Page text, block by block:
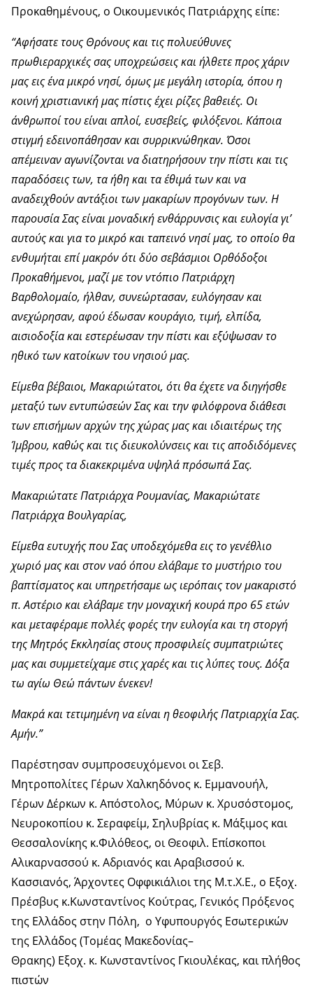
Προκαθημένους, ο Οικουμενικός Πατριάρχης είπε:
“Αφήσατε τους Θρόνους και τις πολυεύθυνες
πρωθιεραρχικές σας υποχρεώσεις και ήλθετε προς χάριν
μας εις ένα μικρό νησί, όμως με μεγάλη ιστορία, όπου η
κοινή χριστιανική μας πίστις έχει ρίζες βαθειές. Οι
άνθρωποί του είναι απλοί, ευσεβείς, φιλόξενοι. Κάποια
στιγμή εδεινοπάθησαν και συρρικνώθηκαν. Όσοι
απέμειναν αγωνίζονται να διατηρήσουν την πίστι και τις
παραδόσεις των, τα ήθη και τα έθιμά των και να
αναδειχθούν αντάξιοι των μακαρίων προγόνων των. Η
παρουσία Σας είναι μοναδική ενθάρρυνσις και ευλογία γι’
αυτούς και για το μικρό και ταπεινό νησί μας, το οποίο θα
ενθυμήται επί μακρόν ότι δύο σεβάσμιοι Ορθόδοξοι
Προκαθήμενοι, μαζί με τον ντόπιο Πατριάρχη
Βαρθολομαίο, ήλθαν, συνεώρτασαν, ευλόγησαν και
ανεχώρησαν, αφού έδωσαν κουράγιο, τιμή, ελπίδα,
αισιοδοξία και εστερέωσαν την πίστι και εξύψωσαν το
ηθικό των κατοίκων του νησιού μας.
Είμεθα βέβαιοι, Μακαριώτατοι, ότι θα έχετε να διηγήσθε
μεταξύ των εντυπώσεών Σας και την φιλόφρονα διάθεσι
των επισήμων αρχών της χώρας μας και ιδιαιτέρως της
Ίμβρου, καθώς και τις διευκολύνσεις και τις αποδιδόμενες
τιμές προς τα διακεκριμένα υψηλά πρόσωπά Σας.
Μακαριώτατε Πατριάρχα Ρουμανίας, Μακαριώτατε
Πατριάρχα Βουλγαρίας,
Είμεθα ευτυχής που Σας υποδεχόμεθα εις το γενέθλιο
χωριό μας και στον ναό όπου ελάβαμε το μυστήριο του
βαπτίσματος και υπηρετήσαμε ως ιερόπαις τον μακαριστό
π. Αστέριο και ελάβαμε την μοναχική κουρά προ 65 ετών
και μεταφέραμε πολλές φορές την ευλογία και τη στοργή
της Μητρός Εκκλησίας στους προσφιλείς συμπατριώτες
μας και συμμετείχαμε στις χαρές και τις λύπες τους. Δόξα
τω αγίω Θεώ πάντων ένεκεν!
Μακρά και τετιμημένη να είναι η θεοφιλής Πατριαρχία Σας.
Αμήν.”
Παρέστησαν συμπροσευχόμενοι οι Σεβ.
Μητροπολίτες Γέρων Χαλκηδόνος κ. Εμμανουήλ,
Γέρων Δέρκων κ. Απόστολος, Μύρων κ. Χρυσόστομος,
Νευροκοπίου κ. Σεραφείμ, Σηλυβρίας κ. Μάξιμος και
Θεσσαλονίκης κ.Φιλόθεος, οι Θεοφιλ. Επίσκοποι
Αλικαρνασσού κ. Αδριανός και Αραβισσού κ.
Κασσιανός, Άρχοντες Οφφικιάλιοι της Μ.τ.Χ.Ε., ο Εξοχ.
Πρέσβυς κ.Κωνσταντίνος Κούτρας, Γενικός Πρόξενος
της Ελλάδος στην Πόλη, ο Υφυπουργός Εσωτερικών
της Ελλάδος (Τομέας Μακεδονίας–
Θρακης) Εξοχ. κ. Κωνσταντίνος Γκιουλέκας, και πλήθος
πιστών